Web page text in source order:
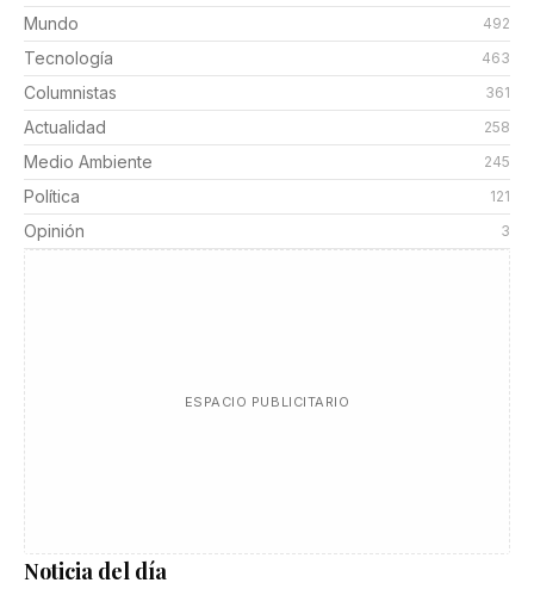
Mundo 492
Tecnología 463
Columnistas 361
Actualidad 258
Medio Ambiente 245
Política 121
Opinión 3
ESPACIO PUBLICITARIO
Noticia del día